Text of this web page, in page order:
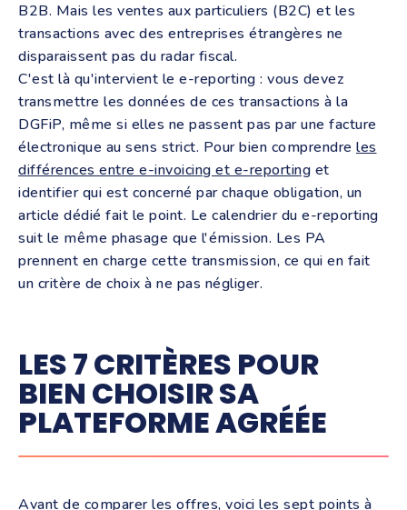
B2B. Mais les ventes aux particuliers (B2C) et les
transactions avec des entreprises étrangères ne
disparaissent pas du radar fiscal.
C'est là qu'intervient le e-reporting : vous devez
transmettre les données de ces transactions à la
DGFiP, même si elles ne passent pas par une facture
électronique au sens strict. Pour bien comprendre les
différences entre e-invoicing et e-reporting et
identifier qui est concerné par chaque obligation, un
article dédié fait le point. Le calendrier du e-reporting
suit le même phasage que l'émission. Les PA
prennent en charge cette transmission, ce qui en fait
un critère de choix à ne pas négliger.
LES 7 CRITÈRES POUR
BIEN CHOISIR SA
PLATEFORME AGRÉÉE
Avant de comparer les offres, voici les sept points à